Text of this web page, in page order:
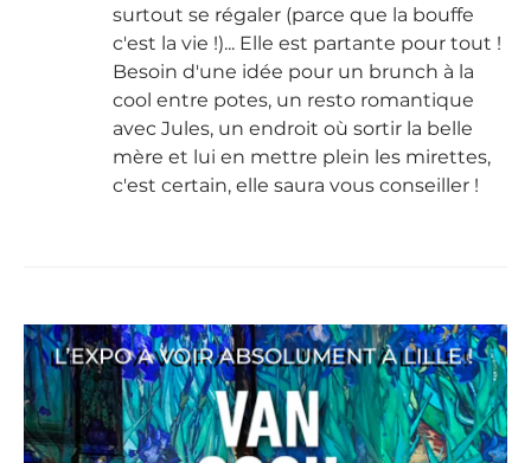
surtout se régaler (parce que la bouffe
c'est la vie !)... Elle est partante pour tout !
Besoin d'une idée pour un brunch à la
cool entre potes, un resto romantique
avec Jules, un endroit où sortir la belle
mère et lui en mettre plein les mirettes,
c'est certain, elle saura vous conseiller !